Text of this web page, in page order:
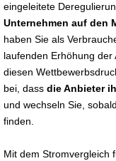
eingeleitete
Unternehmen auf den
haben Sie als
laufenden Erhöhung
diesen
bei, dass die Anbieter
und wechseln Sie,
finden.
Mit dem Stromvergleich